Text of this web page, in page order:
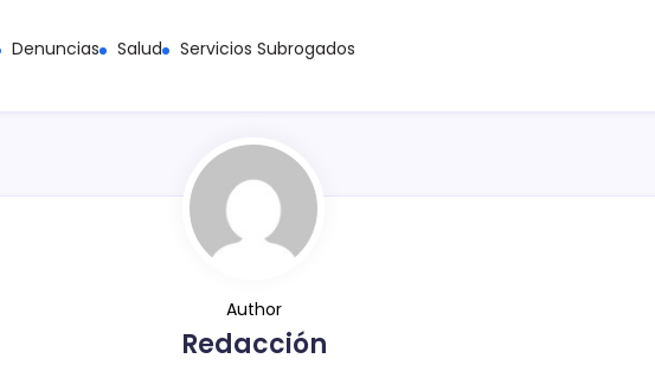
m
Denuncias Salud Servicios Subrogados
Author
Redacción